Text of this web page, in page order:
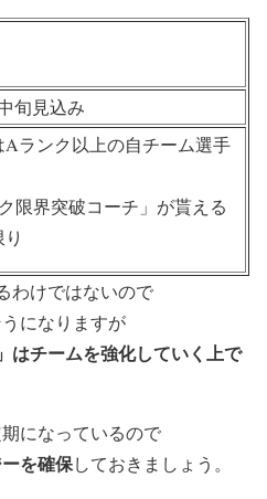
旬見込み
Aランク以上の自チーム選手
ク限界突破コーチ」が貰える
わけではないので
になりますが
はチームを強化していく上で
になっているので
を確保しておきましょう。